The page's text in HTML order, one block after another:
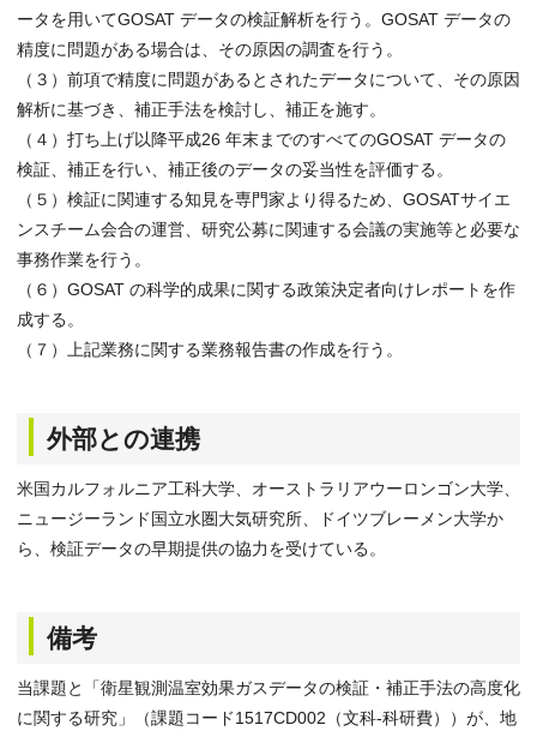
ータを用いてGOSAT データの検証解析を行う。GOSAT データの
精度に問題がある場合は、その原因の調査を行う。
（３）前項で精度に問題があるとされたデータについて、その原因
解析に基づき、補正手法を検討し、補正を施す。
（４）打ち上げ以降平成26 年末までのすべてのGOSAT データの
検証、補正を行い、補正後のデータの妥当性を評価する。
（５）検証に関連する知見を専門家より得るため、GOSATサイエ
ンスチーム会合の運営、研究公募に関連する会議の実施等と必要な
事務作業を行う。
（６）GOSAT の科学的成果に関する政策決定者向けレポートを作
成する。
（７）上記業務に関する業務報告書の作成を行う。
外部との連携
米国カルフォルニア工科大学、オーストラリアウーロンゴン大学、
ニュージーランド国立水圏大気研究所、ドイツブレーメン大学か
ら、検証データの早期提供の協力を受けている。
備考
当課題と「衛星観測温室効果ガスデータの検証・補正手法の高度化
に関する研究」（課題コード1517CD002（文科-科研費））が、地